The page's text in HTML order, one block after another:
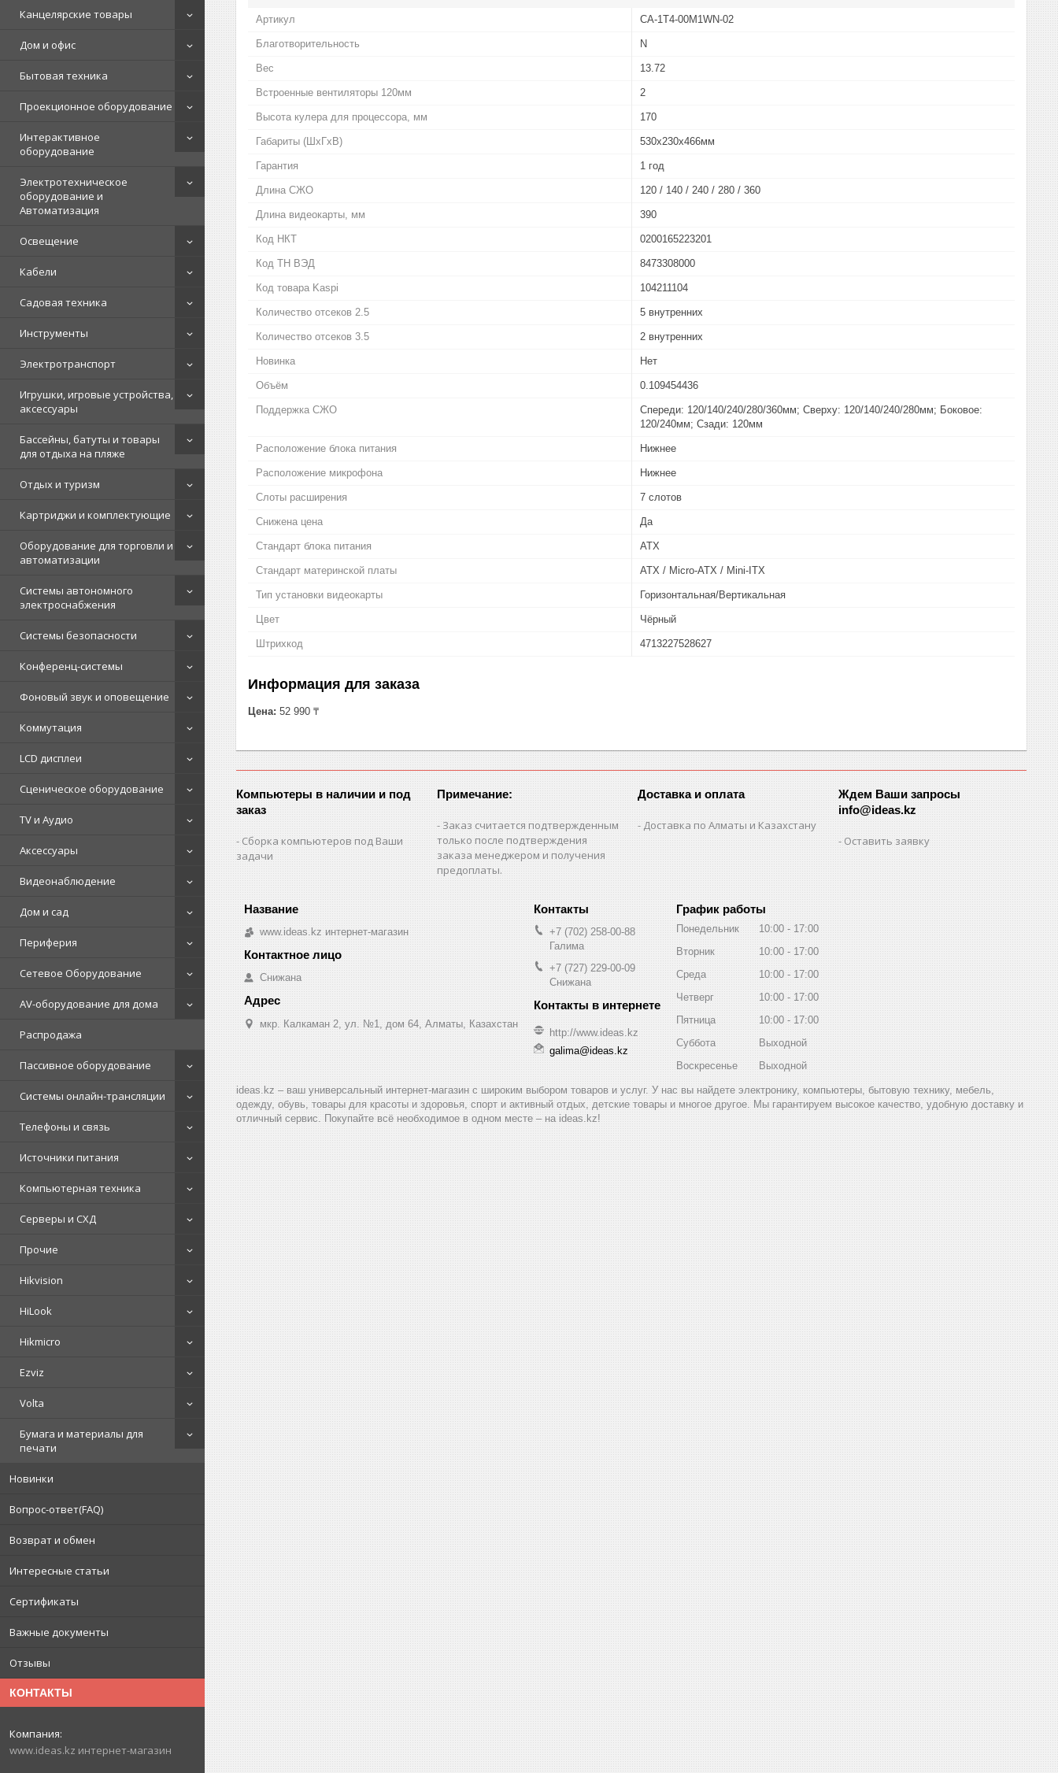
Канцелярские товары
Дом и офис
Бытовая техника
Проекционное оборудование
Интерактивное
оборудование
Электротехническое
оборудование и
Автоматизация
Освещение
Кабели
Садовая техника
Инструменты
Электротранспорт
Игрушки, игровые устройства,
аксессуары
Бассейны, батуты и товары
для отдыха на пляже
Отдых и туризм
Картриджи и комплектующие
Оборудование для торговли и
автоматизации
Системы автономного
электроснабжения
Системы безопасности
Конференц-системы
Фоновый звук и оповещение
Коммутация
LCD дисплеи
Сценическое оборудование
TV и Аудио
Аксессуары
Видеонаблюдение
Дом и сад
Периферия
Сетевое Оборудование
AV-оборудование для дома
Распродажа
Пассивное оборудование
Системы онлайн-трансляции
Телефоны и связь
Источники питания
Компьютерная техника
Серверы и СХД
Прочие
Hikvision
HiLook
Hikmicro
Ezviz
Volta
Бумага и материалы для
печати
Новинки
Вопрос-ответ(FAQ)
Возврат и обмен
Интересные статьи
Сертификаты
Важные документы
Отзывы
КОНТАКТЫ
www.ideas.kz интернет-магазин
Артикул CA-1T4-00M1WN-02
Благотворительность N
Вес 13.72
Встроенные вентиляторы 120мм 2
Высота кулера для процессора, мм 170
Габариты (ШхГхВ) 530х230х466мм
Гарантия 1 год
Длина СЖО 120 / 140 / 240 / 280 / 360
Длина видеокарты, мм 390
Код НКТ 0200165223201
Код ТН ВЭД 8473308000
Код товара Kaspi 104211104
Количество отсеков 2.5 5 внутренних
Количество отсеков 3.5 2 внутренних
Новинка Нет
Объём 0.109454436
Поддержка СЖО
Спереди: 120/140/240/280/360мм; Сверху: 120/140/240/280мм; Боковое:
120/240мм; Сзади: 120мм
Расположение блока питания Нижнее
Расположение микрофона Нижнее
Слоты расширения 7 слотов
Снижена цена Да
Стандарт блока питания ATX
Стандарт материнской платы ATX / Micro-ATX / Mini-ITX
Тип установки видеокарты Горизонтальная/Вертикальная
Цвет Чёрный
Штрихкод 4713227528627
Информация для заказа
Цена: 52 990 ₸
Компьютеры в наличии и под
заказ
Сборка компьютеров под Ваши
задачи
Примечание:
Заказ считается подтвержденным
только после подтверждения
заказа менеджером и получения
предоплаты.
Доставка и оплата
Доставка по Алматы и Казахстану
Ждем Ваши запросы
info@ideas.kz
Оставить заявку
www.ideas.kz интернет-магазин
Снижана
мкр. Калкаман 2, ул. №1, дом 64, Алматы, Казахстан
+7 (702) 258-00-88
Галима
+7 (727) 229-00-09
Снижана
http://www.ideas.kz
galima@ideas.kz
График работы
Понедельник 10:00
17:00
Вторник
10:00
17:00
Среда
10:00
17:00
Четверг
10:00
17:00
Пятница
10:00
17:00
Суббота
Выходной
Воскресенье
Выходной
ideas.kz – ваш универсальный интернет-магазин с широким выбором товаров и услуг. У нас вы найдете электронику, компьютеры, бытовую технику, мебель,
одежду, обувь, товары для красоты и здоровья, спорт и активный отдых, детские товары и многое другое. Мы гарантируем высокое качество, удобную доставку и
отличный сервис. Покупайте всё необходимое в одном месте – на ideas.kz!